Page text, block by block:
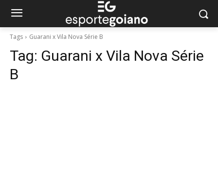
Tags Guarani x Vila Nova Série B
Tag: Guarani x Vila Nova Série
B